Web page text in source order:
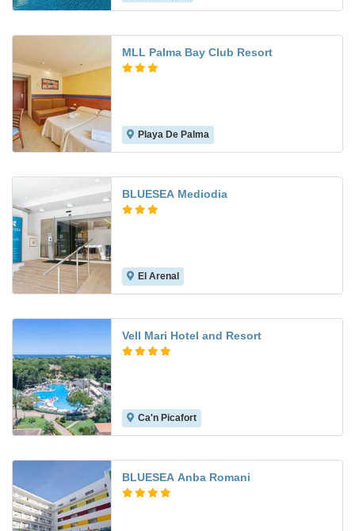
MLL Palma Bay Club Resort
Playa De Palma
BLUESEA Mediodia
El Arenal
Vell Mari Hotel and Resort
Ca'n Picafort
BLUESEA Anba Romani